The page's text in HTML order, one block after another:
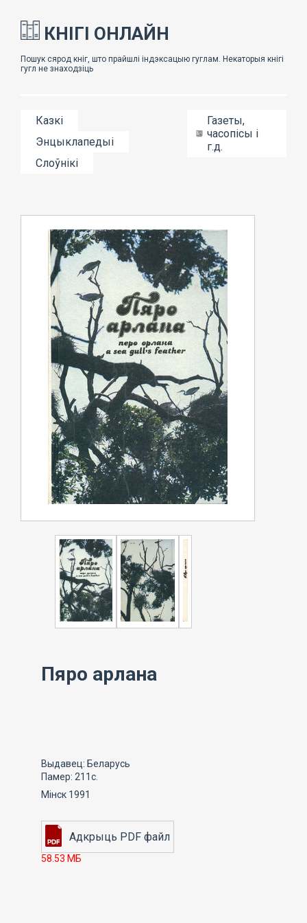
КНІГІ ОНЛАЙН
Казкі
Энцыклапедыі
Слоўнікі
Газеты,
часопісы і
г.д.
Пяро арлана
Выдавец: Беларусь
Памер: 211с.
Мінск 1991
58.53 МБ